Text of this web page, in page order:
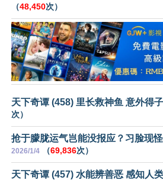
（48,450次）
天下奇谭 (458) 里长救神鱼 意外得
次）
抢于朦胧运气岂能没报应？习脸现
2026/1/4 （69,836次）
天下奇谭 (457) 水能辨善恶 感知人